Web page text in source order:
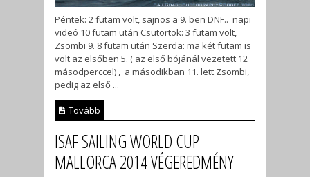
Péntek: 2 futam volt, sajnos a 9. ben DNF.. napi
videó 10 futam után Csütörtök: 3 futam volt,
Zsombi 9. 8 futam után Szerda: ma két futam is
volt az elsőben 5. ( az első bójánál vezetett 12
másodperccel) , a másodikban 11. lett Zsombi,
pedig az első ...
Tovább
ISAF SAILING WORLD CUP
MALLORCA 2014 VÉGEREDMÉNY